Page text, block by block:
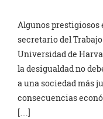
Algunos prestigiosos
secretario del
Universidad de
la desigualdad no
a una sociedad más
consecuencias
[…]